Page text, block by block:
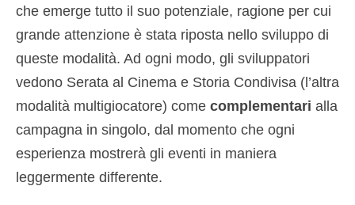
che emerge tutto il suo potenziale, ragione per cui
grande attenzione è stata riposta nello sviluppo di
queste modalità. Ad ogni modo, gli sviluppatori
vedono Serata al Cinema e Storia Condivisa (l’altra
modalità multigiocatore) come complementari alla
campagna in singolo, dal momento che ogni
esperienza mostrerà gli eventi in maniera
leggermente differente.